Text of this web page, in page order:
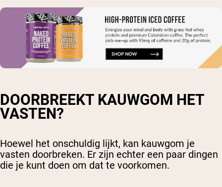
DOORBREEKT KAUWGOM HET
VASTEN?
Hoewel het onschuldig lijkt, kan kauwgom je
vasten doorbreken. Er zijn echter een paar dingen
die je kunt doen om dat te voorkomen.